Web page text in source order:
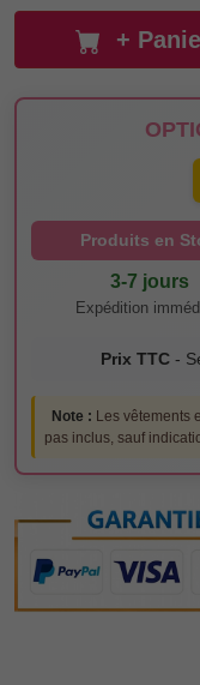
+
Produits en
3-7 jours
Expédition
Prix TTC -
Note : Les vêtements
pas inclus, sauf